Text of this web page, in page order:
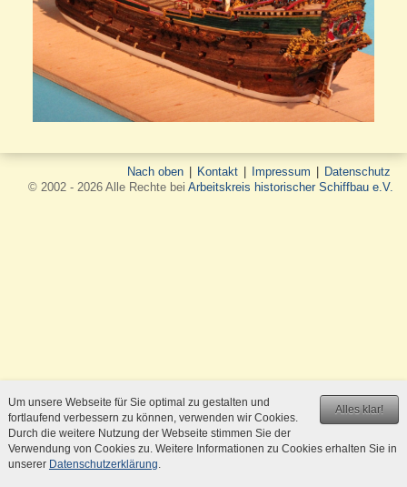
Nach oben Kontakt Impressum
Datenschutz
© 2002 - 2026 Alle Rechte bei Arbeitskreis historischer Schiffbau e.V.
Alles klar!
Um unsere Webseite für Sie optimal zu gestalten und
fortlaufend verbessern zu können, verwenden wir Cookies.
Durch die weitere Nutzung der Webseite stimmen Sie der
Verwendung von Cookies zu. Weitere Informationen zu Cookies erhalten Sie in
unserer Datenschutzerklärung